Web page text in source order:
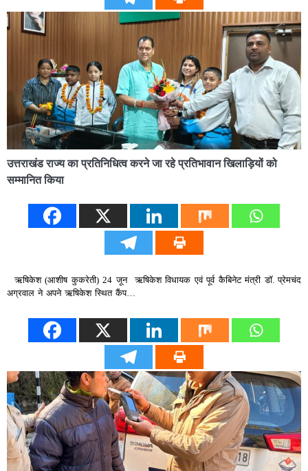
उत्तराखंड राज्य का प्रतिनिधित्व करने जा रहे प्रतिभावान खिलाड़ियों को
सम्मानित किया
ऋषिकेश (आशीष कुकरेती) 24 जून ऋषिकेश विधायक एवं पूर्व कैबिनेट मंत्री डॉ. प्रेमचंद
अग्रवाल ने अपने ऋषिकेश स्थित कैंप…